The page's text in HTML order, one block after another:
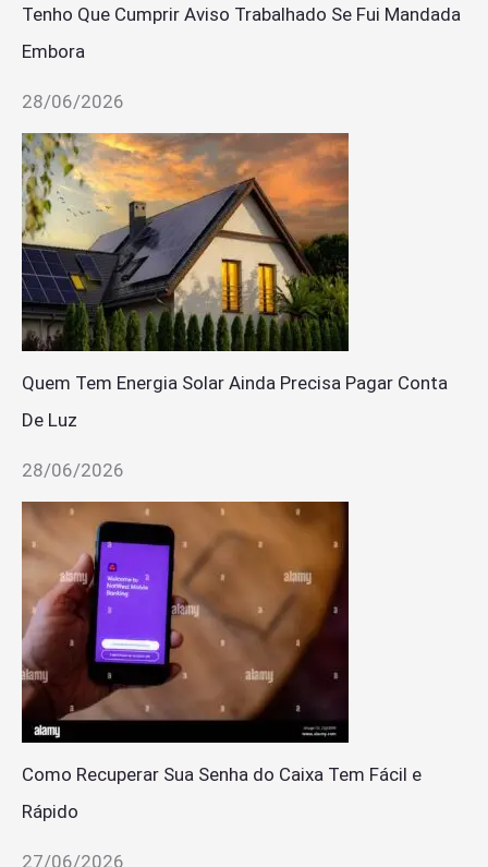
Tenho Que Cumprir Aviso Trabalhado Se Fui Mandada
Embora
28/06/2026
Quem Tem Energia Solar Ainda Precisa Pagar Conta
De Luz
28/06/2026
Como Recuperar Sua Senha do Caixa Tem Fácil e
Rápido
27/06/2026